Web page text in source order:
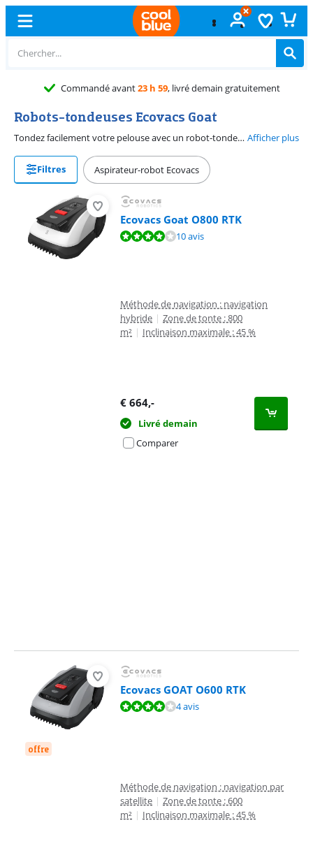
Commandé avant23 h 59, livré demain gratuitement
Robots-tondeuses Ecovacs Goat
Tondez facilement votre pelouse avec un robot-tondeuse Ecovacs. Les modèles Goat sont des robots-tondeuses sans câble périphérique. Ainsi, l'installation de la tondeuse ne pose aucun problème et vous pouvez commencer immédiatement. Grâce aux caméras, les robots-tondeuses Ecovacs détectent les obstacles. Il n'entrent donc jamais en collision avec des arbres ou d'autres objets. Vous pouvez contrôler tous les robots-tondeuses Ecovacs Goat via l'appli Ecovacs. Déterminez le robot-tondeuse Goat qui vous convient en fonction de la taille de votre pelouse. Afficher plus
Filtres Aspirateur-robot Ecovacs
Ecovacs Goat O800 RTK
La note est de 8,3 sur 10, basée sur 10 avis.10 avis
Méthode de navigation : navigation
hybride | Zone de tonte : 800
m² | Inclinaison maximale : 45 %
€ 664,-
Livré demain
Comparer
offre
Ecovacs GOAT O600 RTK
La note est de 7,6 sur 10, basée sur 4 avis.4 avis
Méthode de navigation : navigation par
satellite | Zone de tonte : 600
m² | Inclinaison maximale : 45 %